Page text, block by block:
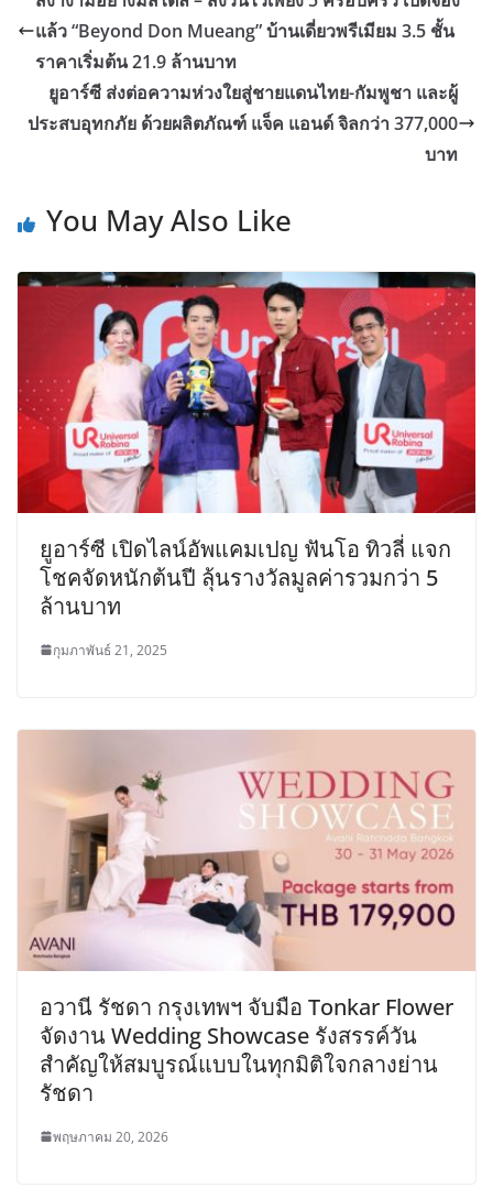
แล้ว “Beyond Don Mueang” บ้านเดี่ยวพรีเมียม 3.5 ชั้น
ราคาเริ่มต้น 21.9 ล้านบาท
ยูอาร์ซี ส่งต่อความห่วงใยสู่ชายแดนไทย-กัมพูชา และผู้
ประสบอุทกภัย ด้วยผลิตภัณฑ์ แจ็ค แอนด์ จิลกว่า 377,000
บาท
You May Also Like
ยูอาร์ซี เปิดไลน์อัพแคมเปญ ฟันโอ ทิวลี่ แจก
โชคจัดหนักต้นปี ลุ้นรางวัลมูลค่ารวมกว่า 5
ล้านบาท
กุมภาพันธ์ 21, 2025
อวานี รัชดา กรุงเทพฯ จับมือ Tonkar Flower
จัดงาน Wedding Showcase รังสรรค์วัน
สำคัญให้สมบูรณ์แบบในทุกมิติใจกลางย่าน
รัชดา
พฤษภาคม 20, 2026